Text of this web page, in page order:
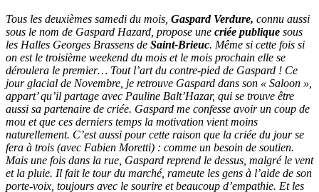
Tous les deuxièmes samedi du mois, Gaspard Verdure, connu aussi
sous le nom de Gaspard Hazard, propose une criée publique sous
les Halles Georges Brassens de Saint-Brieuc. Même si cette fois si
on est le troisième weekend du mois et le mois prochain elle se
déroulera le premier… Tout l’art du contre-pied de Gaspard ! Ce
jour glacial de Novembre, je retrouve Gaspard dans son « Saloon »,
appart’ qu’il partage avec Pauline Balt’Hazar, qui se trouve être
aussi sa partenaire de criée. Gaspard me confesse avoir un coup de
mou et que ces derniers temps la motivation vient moins
naturellement. C’est aussi pour cette raison que la criée du jour se
fera à trois (avec Fabien Moretti) : comme un besoin de soutien.
Mais une fois dans la rue, Gaspard reprend le dessus, malgré le vent
et la pluie. Il fait le tour du marché, rameute les gens à l’aide de son
porte-voix, toujours avec le sourire et beaucoup d’empathie. Et les